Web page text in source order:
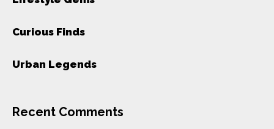
Curious Finds
Urban Legends
Recent Comments